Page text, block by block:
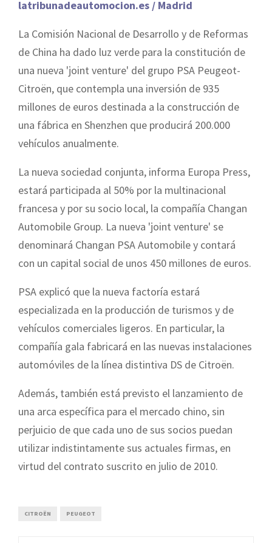
latribunadeautomocion.es / Madrid
La Comisión Nacional de Desarrollo y de Reformas
de China ha dado luz verde para la constitución de
una nueva 'joint venture' del grupo PSA Peugeot-
Citroën, que contempla una inversión de 935
millones de euros destinada a la construcción de
una fábrica en Shenzhen que producirá 200.000
vehículos anualmente.
La nueva sociedad conjunta, informa Europa Press,
estará participada al 50% por la multinacional
francesa y por su socio local, la compañía Changan
Automobile Group. La nueva 'joint venture' se
denominará Changan PSA Automobile y contará
con un capital social de unos 450 millones de euros.
PSA explicó que la nueva factoría estará
especializada en la producción de turismos y de
vehículos comerciales ligeros. En particular, la
compañía gala fabricará en las nuevas instalaciones
automóviles de la línea distintiva DS de Citroën.
Además, también está previsto el lanzamiento de
una arca específica para el mercado chino, sin
perjuicio de que cada uno de sus socios puedan
utilizar indistintamente sus actuales firmas, en
virtud del contrato suscrito en julio de 2010.
CITROËN PEUGEOT